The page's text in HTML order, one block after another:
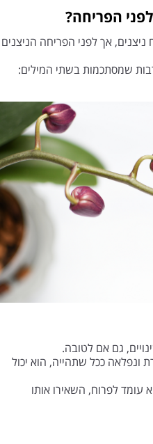
הפריחה?
אך לפני הפריחה הניצנים
רבות שמסתכמות בשתי המילים:
גם אם לטובה.
ונפלאה ככל שתהייה, הוא יכול
לפרוח, השאירו אותו